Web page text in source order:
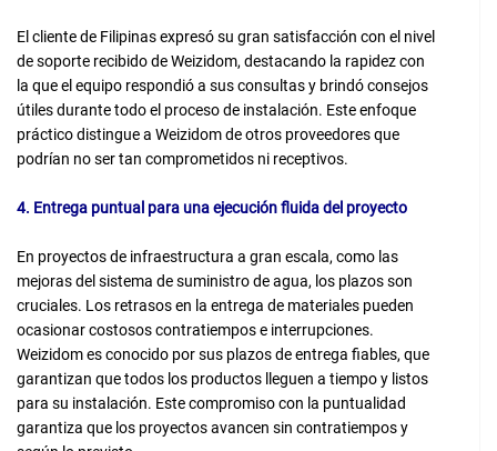
El cliente de Filipinas expresó su gran satisfacción con el nivel
de soporte recibido de Weizidom, destacando la rapidez con
la que el equipo respondió a sus consultas y brindó consejos
útiles durante todo el proceso de instalación. Este enfoque
práctico distingue a Weizidom de otros proveedores que
podrían no ser tan comprometidos ni receptivos.
4. Entrega puntual para una ejecución fluida del proyecto
En proyectos de infraestructura a gran escala, como las
mejoras del sistema de suministro de agua, los plazos son
cruciales. Los retrasos en la entrega de materiales pueden
ocasionar costosos contratiempos e interrupciones.
Weizidom es conocido por sus plazos de entrega fiables, que
garantizan que todos los productos lleguen a tiempo y listos
para su instalación. Este compromiso con la puntualidad
garantiza que los proyectos avancen sin contratiempos y